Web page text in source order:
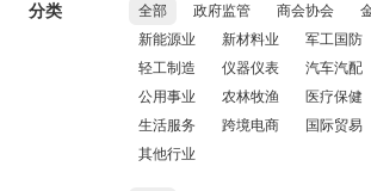
分类 全部 政府监管 商会协会
新能源业
新材料业 军工国防
轻工制造
仪器仪表 汽车汽配
公用事业
农林牧渔 医疗保健
生活服务
跨境电商 国际贸易
其他行业